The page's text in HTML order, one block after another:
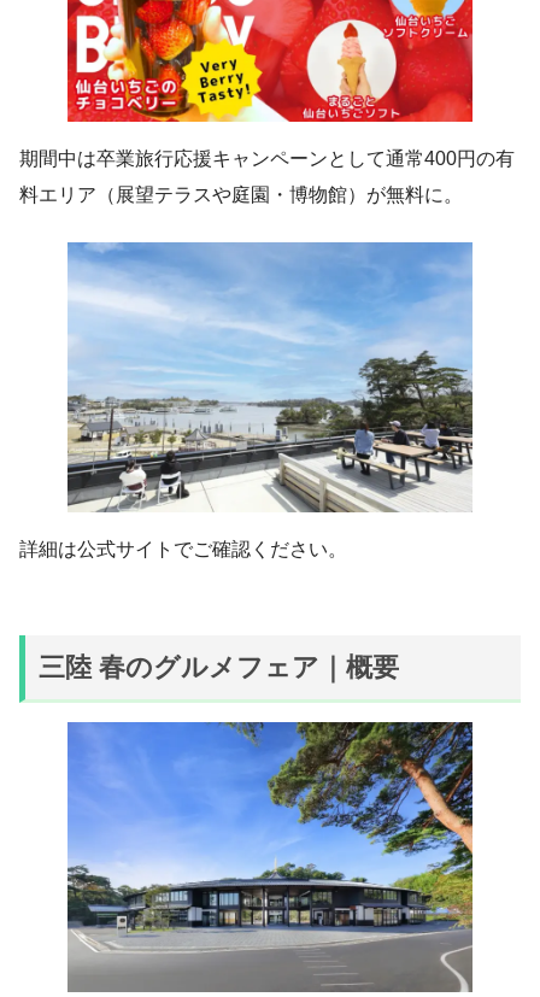
期間中は卒業旅行応援キャンペーンとして通常400円の有
料エリア（展望テラスや庭園・博物館）が無料に。
詳細は公式サイトでご確認ください。
三陸 春のグルメフェア｜概要